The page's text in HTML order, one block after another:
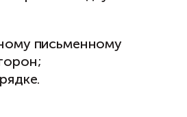
письменному